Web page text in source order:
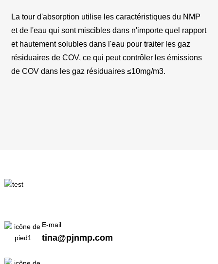
La tour d'absorption utilise les caractéristiques du NMP
et de l'eau qui sont miscibles dans n'importe quel rapport
et hautement solubles dans l'eau pour traiter les gaz
résiduaires de COV, ce qui peut contrôler les émissions
de COV dans les gaz résiduaires ≤10mg/m3.
E-mail
tina@pjnmp.com